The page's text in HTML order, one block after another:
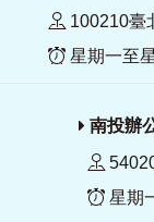
100210臺
星期一至
南投辦
星期